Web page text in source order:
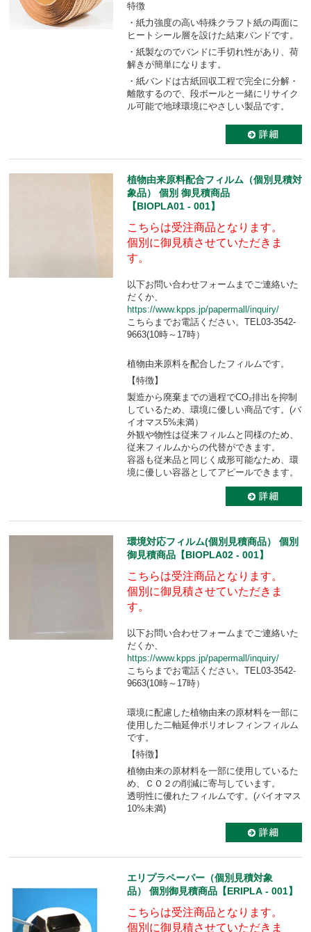
特徴
・紙力強度の高い特殊クラフト紙の両面に
ヒートシール層を設けた結束バンドです。
・紙製なのでバンドに手切れ性があり、荷
解きが簡単になります。
・紙バンドは古紙回収工程で完全に分解・
離散するので、段ボールと一緒にリサイク
ル可能で地球環境にやさしい製品です。
植物由来原料配合フィルム（個別見積対
象品） 個別 御見積商品
【BIOPLA01 - 001】
こちらは受注商品となります。
個別に御見積させていただきま
す。
以下お問い合わせフォームまでご連絡いた
だくか、
https://www.kpps.jp/papermall/inquiry/
こちらまでお電話ください。TEL03-3542-
9663(10時～17時）
植物由来原料を配合したフィルムです。
【特徴】
製造から廃棄までの過程でCO₂排出を抑制
しているため、環境に優しい商品です。(バ
イオマス5%未満）
外観や物性は従来フィルムと同様のため、
従来フィルムからの代替ができます。
容器も従来品と同じく成形可能なため、環
境に優しい容器としてアピールできます。
環境対応フィルム(個別見積商品） 個別
御見積商品【BIOPLA02 - 001】
こちらは受注商品となります。
個別に御見積させていただきま
す。
以下お問い合わせフォームまでご連絡いた
だくか、
https://www.kpps.jp/papermall/inquiry/
こちらまでお電話ください。TEL03-3542-
9663(10時～17時）
環境に配慮した植物由来の原材料を一部に
使用した二軸延伸ポリオレフィンフィルム
です。
【特徴】
植物由来の原材料を一部に使用しているた
め、ＣＯ２の削減に寄与しています。
透明性に優れたフィルムです。(バイオマス
10%未満)
エリプラペーパー（個別見積対象
品） 個別御見積商品【ERIPLA - 001】
こちらは受注商品となります。
個別に御見積させていただきま